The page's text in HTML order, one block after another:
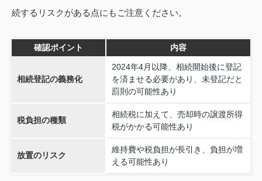
続するリスクがある点にもご注意ください。
確認ポイント 内容
相続登記の義務化
2024年4月以降、相続開始後に登記
を済ませる必要があり、未登記だと
罰則の可能性あり
税負担の種類
相続税に加えて、売却時の譲渡所得
税がかかる可能性あり
放置のリスク
維持費や税負担が長引き、負担が増
える可能性あり